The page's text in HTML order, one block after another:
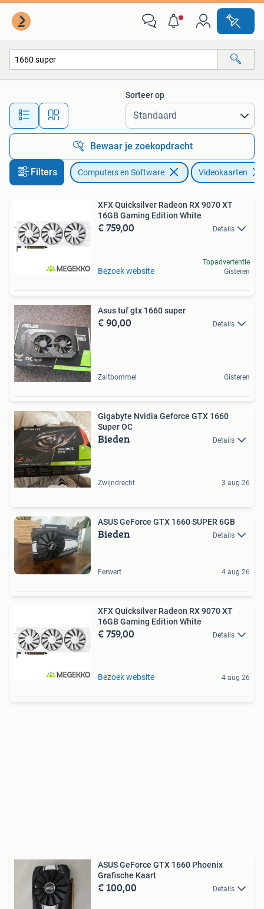
Alle afstanden…
Sorteer op
Bewaar je zoekopdracht
Filters Computers en Software Videokaarten
XFX Quicksilver Radeon RX 9070 XT
16GB Gaming Edition White
€ 759,00 Details
Bezoek website
Topadvertentie
Gisteren
Asus tuf gtx 1660 super
€ 90,00 Details
Zaltbommel Gisteren
Gigabyte Nvidia Geforce GTX 1660
Super OC
Bieden Details
Zwijndrecht 3 aug 26
ASUS GeForce GTX 1660 SUPER 6GB
Bieden Details
Ferwert 4 aug 26
XFX Quicksilver Radeon RX 9070 XT
16GB Gaming Edition White
€ 759,00 Details
Bezoek website 4 aug 26
ASUS GeForce GTX 1660 Phoenix
Grafische Kaart
€ 100,00 Details